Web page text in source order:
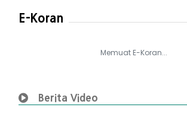
E-Koran
Memuat E-Koran...
Berita Video